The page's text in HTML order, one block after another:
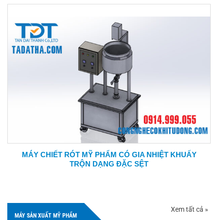
MÁY CHIẾT RÓT MỸ PHẨM CÓ GIA NHIỆT KHUẤY
TRỘN DẠNG ĐẶC SỆT
MÁY SẢN XUẤT MỸ PHẨM
Xem tất cả »